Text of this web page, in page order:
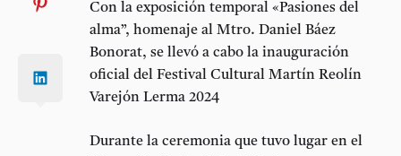
Con la exposición temporal «Pasiones del
alma”, homenaje al Mtro. Daniel Báez
Bonorat, se llevó a cabo la inauguración
oficial del Festival Cultural Martín Reolín
Varejón Lerma 2024
Durante la ceremonia que tuvo lugar en el